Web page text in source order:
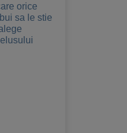
orice
sa le stie